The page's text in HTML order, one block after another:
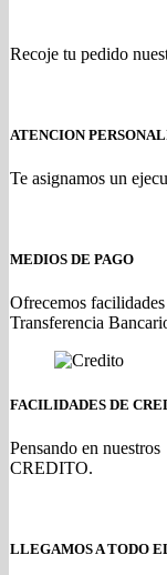
Recoje tu pedido
ATENCION
Te asignamos un
MEDIOS DE PAGO
Ofrecemos
Transferencia
FACILIDADES DE
Pensando en
CREDITO.
LLEGAMOS A TODO